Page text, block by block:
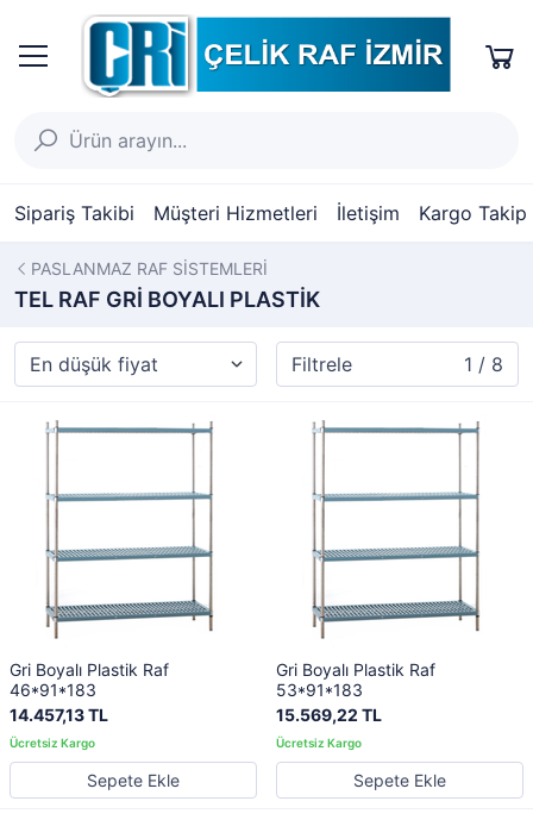
Sipariş Takibi Müşteri Hizmetleri İletişim Kargo Takip
PASLANMAZ RAF SİSTEMLERİ
TEL RAF GRİ BOYALI PLASTİK
Filtrele 1 / 8
Gri Boyalı Plastik Raf
46*91*183
14.457,13 TL
Sepete Ekle
Gri Boyalı Plastik Raf
53*91*183
15.569,22 TL
Sepete Ekle